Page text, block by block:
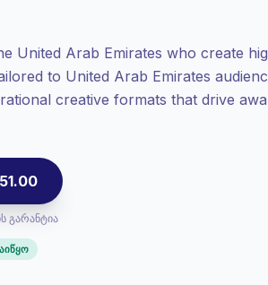
United Arab Emirates who create
to United Arab Emirates
creative formats that drive
verified engagement metrics.
, დიდი
ER),
გარანტია